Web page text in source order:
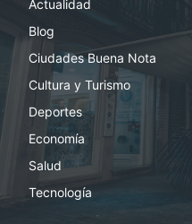
Actualidad
Blog
Ciudades Buena Nota
Cultura y Turismo
Deportes
Economía
Salud
Tecnología